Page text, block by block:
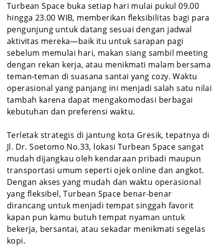
Turbean Space buka setiap hari mulai pukul 09.00
hingga 23.00 WIB, memberikan fleksibilitas bagi para
pengunjung untuk datang sesuai dengan jadwal
aktivitas mereka—baik itu untuk sarapan pagi
sebelum memulai hari, makan siang sambil meeting
dengan rekan kerja, atau menikmati malam bersama
teman-teman di suasana santai yang cozy. Waktu
operasional yang panjang ini menjadi salah satu nilai
tambah karena dapat mengakomodasi berbagai
kebutuhan dan preferensi waktu.
Terletak strategis di jantung kota Gresik, tepatnya di
Jl. Dr. Soetomo No.33, lokasi Turbean Space sangat
mudah dijangkau oleh kendaraan pribadi maupun
transportasi umum seperti ojek online dan angkot.
Dengan akses yang mudah dan waktu operasional
yang fleksibel, Turbean Space benar-benar
dirancang untuk menjadi tempat singgah favorit
kapan pun kamu butuh tempat nyaman untuk
bekerja, bersantai, atau sekadar menikmati segelas
kopi.